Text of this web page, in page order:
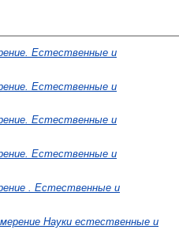
Естественные и
Естественные и
Естественные и
Естественные и
. Естественные и
Науки естественные и